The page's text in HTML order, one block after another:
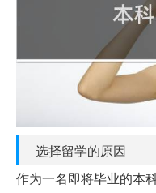
选择留学的原因
作为一名即将毕业的本